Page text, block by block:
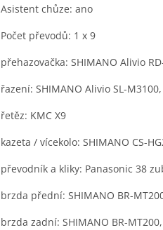
Asistent chůze: ano
Počet převodů: 1 x 9
přehazovačka: SHIMANO Alivio
řazení: SHIMANO Alivio SL-
řetěz: KMC X9
kazeta / vícekolo: SHIMANO CS-
převodník a kliky: Panasonic 38
brzda přední: SHIMANO BR-
brzda zadní: SHIMANO BR-